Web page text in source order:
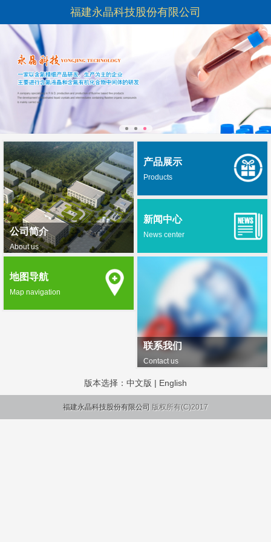
福建永晶科技股份有限公司
公司简介
About us
产品展示
Products
新闻中心
News center
联系我们
Contact us
地图导航
Map navigation
版本选择： 中文版 | English
福建永晶科技股份有限公司 版权所有(C)2017